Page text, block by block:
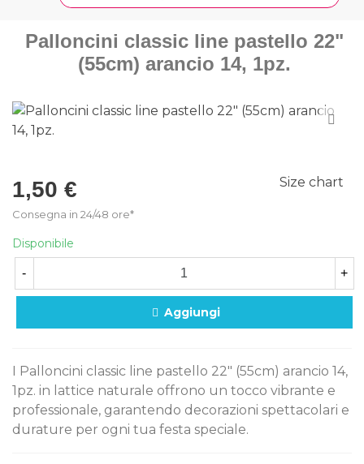
Palloncini classic line pastello 22"
(55cm) arancio 14, 1pz.
1,50 €
Consegna in 24/48 ore*
Size chart
Disponibile
- +
Aggiungi
I Palloncini classic line pastello 22" (55cm) arancio 14,
1pz. in lattice naturale offrono un tocco vibrante e
professionale, garantendo decorazioni spettacolari e
durature per ogni tua festa speciale.